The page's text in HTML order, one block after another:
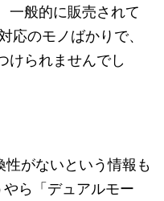
一般的に販売されて
応のモノばかりで、
けられませんでし
性がないという情報も
ら「デュアルモー